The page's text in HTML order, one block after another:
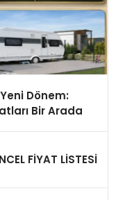
Dönem:
Bir Arada
FİYAT LİSTESİ